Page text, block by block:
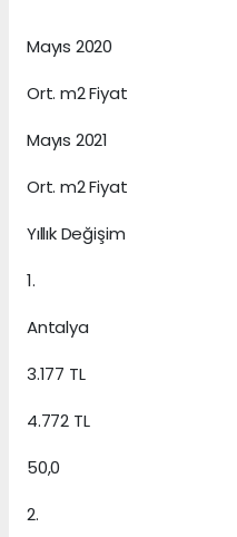
Mayıs 2020
Ort. m2 Fiyat
Mayıs 2021
Ort. m2 Fiyat
Yıllık Değişim
1.
Antalya
3.177 TL
4.772 TL
50,0
2.